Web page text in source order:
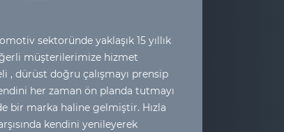
sektoründe yaklaşık 15 yıllık
müşterilerimize hizmet
, dürüst doğru çalışmayı prensip
her zaman ön planda tutmayı
bir marka haline gelmiştir. Hızla
kendini yenileyerek